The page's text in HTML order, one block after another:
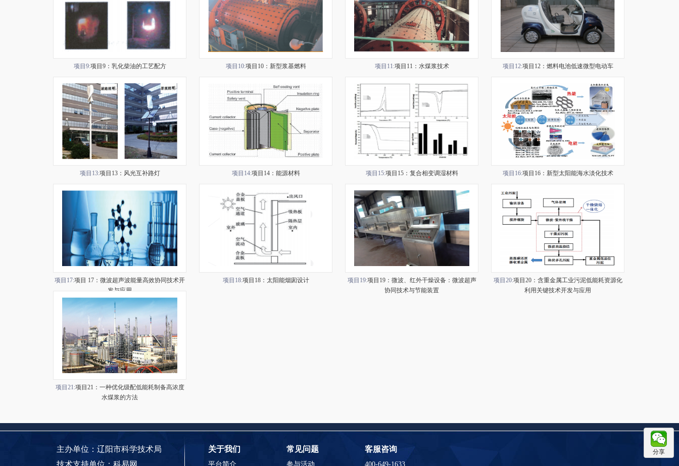
分享
项目9:项目9：乳化柴油的工艺配方 项目10:项目10：新型浆基燃料 项目11:项目11：水煤浆技术 项目12:项目12：燃料电池低速微型电动车
项目13:项目13：风光互补路灯 项目14:项目14：能源材料 项目15:项目15：复合相变调湿材料 项目16:项目16：新型太阳能海水淡化技术
项目17:项目 17：微波超声波能量高效协同技术开
发与应用
项目18:项目18：太阳能烟囱设计 项目19:项目19：微波、红外干燥设备：微波超声
协同技术与节能装置
项目20:项目20：含重金属工业污泥低能耗资源化
利用关键技术开发与应用
项目21:项目21：一种优化级配低能耗制备高浓度
水煤浆的方法
主办单位：辽阳市科学技术局
技术支持单位： 科易网
关于我们
平台简介
常见问题
参与活动
客服咨询
400-649-1633